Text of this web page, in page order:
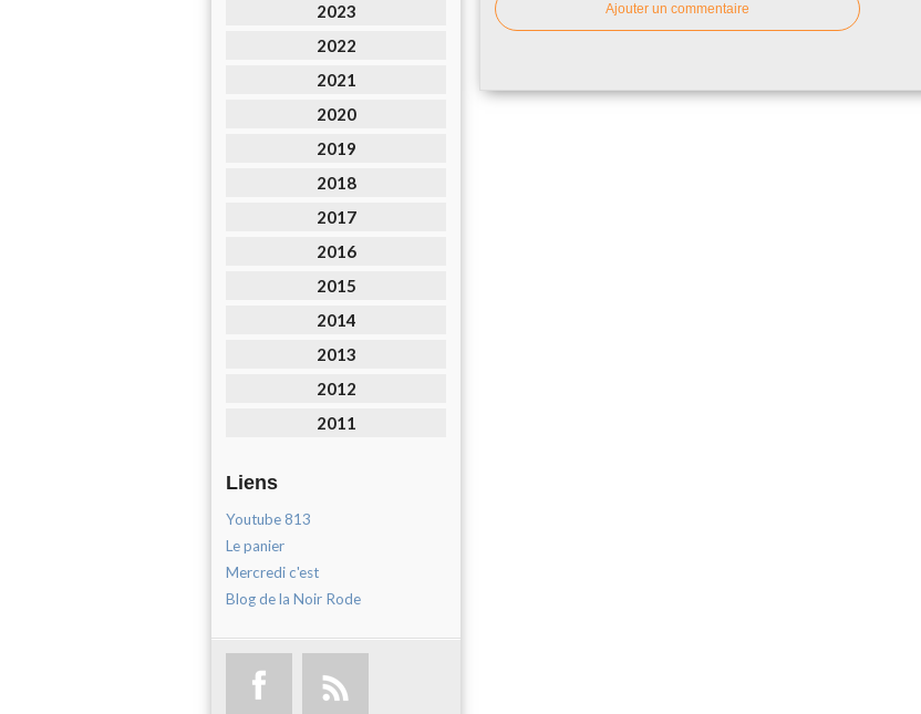
2023
2022
2021
2020
2019
2018
2017
2016
2015
2014
2013
2012
2011
Liens
Youtube 813
Le panier
Mercredi c'est
Blog de la Noir Rode
Ajouter un commentaire